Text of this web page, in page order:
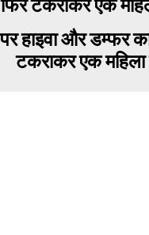
हाइवा और डम्फर
टकराकर एक महिला